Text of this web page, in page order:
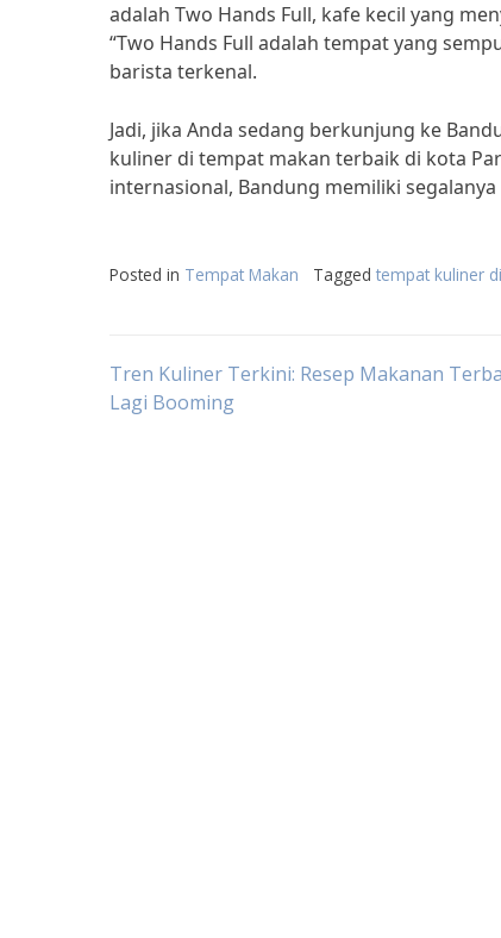
adalah Two Hands Full, kafe kecil yang
“Two Hands Full adalah tempat yang
barista terkenal.
Jadi, jika Anda sedang berkunjung ke
kuliner di tempat makan terbaik di kota
internasional, Bandung memiliki
Posted in Tempat Makan Tagged tempat kuliner
Post
Tren Kuliner Terkini: Resep Makanan
Lagi Booming